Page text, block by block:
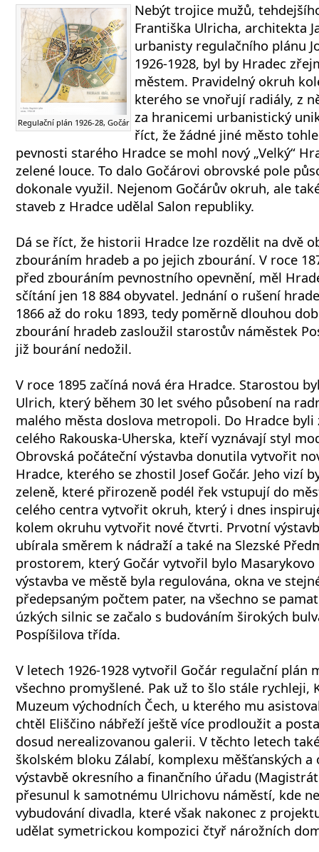
Regulační plán 1926-28, Gočár
Nebýt trojice mužů,
Františka Ulricha, architekta
urbanisty regulačního plánu
1926-1928, byl by Hradec
městem. Pravidelný okruh
kterého se vnořují radiály, z
za hranicemi urbanistický
říct, že žádné jiné město
pevnosti starého Hradce se mohl nový „Velký“
zelené louce. To dalo Gočárovi obrovské pole
dokonale využil. Nejenom Gočárův okruh, ale
staveb z Hradce udělal Salon republiky.
Dá se říct, že historii Hradce lze rozdělit na dvě
zbouráním hradeb a po jejich zbourání. V roce
před zbouráním pevnostního opevnění, měl
sčítání jen 18 884 obyvatel. Jednání o rušení
1866 až do roku 1893, tedy poměrně dlouhou
zbourání hradeb zasloužil starostův náměstek
již bourání nedožil.
V roce 1895 začíná nová éra Hradce. Starostou
Ulrich, který během 30 let svého působení na
malého města doslova metropoli. Do Hradce
celého Rakouska-Uherska, kteří vyznávají styl
Obrovská počáteční výstavba donutila vytvořit
Hradce, kterého se zhostil Josef Gočár. Jeho vizí
zeleně, které přirozeně podél řek vstupují do
celého centra vytvořit okruh, který i dnes
kolem okruhu vytvořit nové čtvrti. Prvotní
ubírala směrem k nádraží a také na Slezské
prostorem, který Gočár vytvořil bylo Masarykovo
výstavba ve městě byla regulována, okna ve
předepsaným počtem pater, na všechno se
úzkých silnic se začalo s budováním širokých
Pospíšilova třída.
V letech 1926-1928 vytvořil Gočár regulační plán
všechno promyšlené. Pak už to šlo stále rychleji,
Muzeum východních Čech, u kterého mu
chtěl Eliščino nábřeží ještě více prodloužit a
dosud nerealizovanou galerii. V těchto letech
školském bloku Zálabí, komplexu měšťanských a
výstavbě okresního a finančního úřadu
přesunul k samotnému Ulrichovu náměstí, kde
vybudování divadla, které však nakonec z
udělat symetrickou kompozici čtyř nárožních